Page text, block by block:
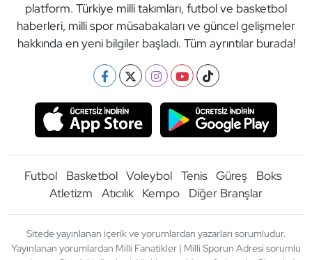
platform. Türkiye milli takımları, futbol ve basketbol
haberleri, milli spor müsabakaları ve güncel gelişmeler
hakkında en yeni bilgiler başladı. Tüm ayrıntılar burada!
Futbol Basketbol Voleybol Tenis Güreş
Boks
Atletizm
Atıcılık Kempo Diğer Branşlar
Sitede yayınlanan içerik ve yorumlardan yazarları sorumludur.
Yayınlanan yorumlardan Milli Fanatikler | Milli Sporun Adresi sorumlu